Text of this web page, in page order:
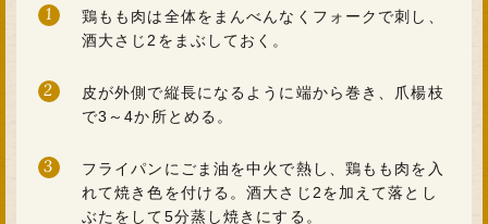
1
鶏もも肉は全体をまんべんなくフォークで刺し、
酒大さじ2をまぶしておく。
2
皮が外側で縦長になるように端から巻き、爪楊枝
で3～4か所とめる。
3
フライパンにごま油を中火で熱し、鶏もも肉を入
れて焼き色を付ける。酒大さじ2を加えて落とし
ぶたをして5分蒸し焼きにする。